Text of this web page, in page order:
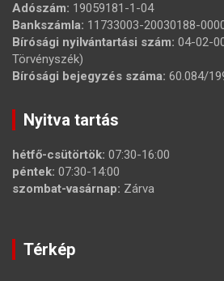
Adószám: 19059181-1-04
Bankszámla: 11733003-20030188-
Bírósági nyilvántartási szám: 04-02-
Törvényszék)
Bírósági bejegyzés száma: 60.084/
Nyitva tartás
hétfő-csütörtök: 07:30-16:00
péntek: 07:30-14:00
szombat-vasárnap: Zárva
Térkép